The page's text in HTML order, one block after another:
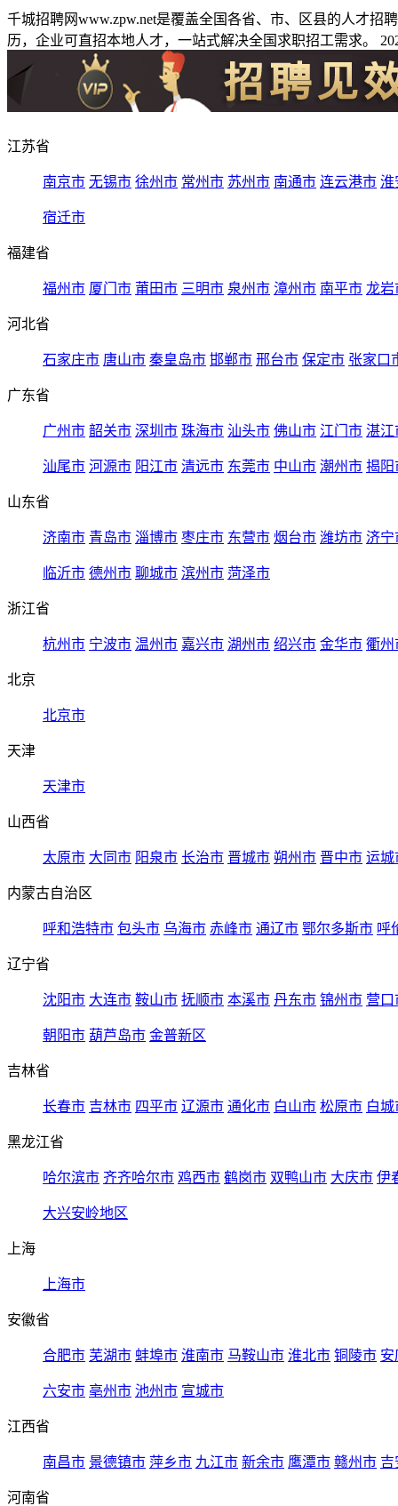
千城招聘网www.zpw.net是覆盖全国各省、市、区县的人才
历，企业可直招本地人才，一站式解决全国求职招工需求。
江苏省
南京市 无锡市 徐州市 常州市 苏州市 南通市 连云港市 淮
宿迁市
福建省
福州市 厦门市 莆田市 三明市 泉州市 漳州市 南平市 龙岩
河北省
石家庄市 唐山市 秦皇岛市 邯郸市 邢台市 保定市 张家口
广东省
广州市 韶关市 深圳市 珠海市 汕头市 佛山市 江门市 湛江
汕尾市 河源市 阳江市 清远市 东莞市 中山市 潮州市 揭阳
山东省
济南市 青岛市 淄博市 枣庄市 东营市 烟台市 潍坊市 济宁
临沂市 德州市 聊城市 滨州市 菏泽市
浙江省
杭州市 宁波市 温州市 嘉兴市 湖州市 绍兴市 金华市 衢州
北京
北京市
天津
天津市
山西省
太原市 大同市 阳泉市 长治市 晋城市 朔州市 晋中市 运城
内蒙古自治区
呼和浩特市 包头市 乌海市 赤峰市 通辽市 鄂尔多斯市 呼
辽宁省
沈阳市 大连市 鞍山市 抚顺市 本溪市 丹东市 锦州市 营口
朝阳市 葫芦岛市 金普新区
吉林省
长春市 吉林市 四平市 辽源市 通化市 白山市 松原市 白城
黑龙江省
哈尔滨市 齐齐哈尔市 鸡西市 鹤岗市 双鸭山市 大庆市 伊
大兴安岭地区
上海
上海市
安徽省
合肥市 芜湖市 蚌埠市 淮南市 马鞍山市 淮北市 铜陵市 安
六安市 亳州市 池州市 宣城市
江西省
南昌市 景德镇市 萍乡市 九江市 新余市 鹰潭市 赣州市 吉
河南省